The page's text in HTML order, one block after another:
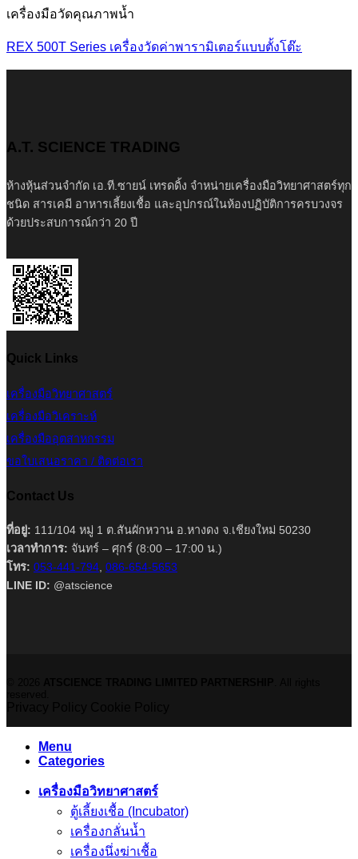
เครื่องมือวัดคุณภาพน้ำ
REX 500T Series เครื่องวัดค่าพารามิเตอร์แบบตั้งโต๊ะ
A.T. SCIENCE TRADING
ห้างหุ้นส่วนจำกัด เอ.ที.ซายน์ เทรดดิ้ง จำหน่ายเครื่องมือวิทยาศาสตร์ทุก
ชนิด สารเคมี อาหารเลี้ยงเชื้อ และอุปกรณ์ในห้องปฏิบัติการครบวงจร
ด้วยประสบการณ์กว่า 20 ปี
Quick Links
เครื่องมือวิทยาศาสตร์
เครื่องมือวิเคราะห์
เครื่องมืออุตสาหกรรม
ขอใบเสนอราคา / ติดต่อเรา
Contact Us
ที่อยู่: 111/104 หมู่ 1 ต.สันผักหวาน อ.หางดง จ.เชียงใหม่ 50230
เวลาทำการ: จันทร์ – ศุกร์ (8:00 – 17:00 น.)
โทร: 053-441-794 086-654-5653
LINE ID: @atscience
Menu
Categories
เครื่องมือวิทยาศาสตร์
ตู้เลี้ยงเชื้อ (Incubator)
เครื่องกลั่นน้ำ
เครื่องนึ่งฆ่าเชื้อ